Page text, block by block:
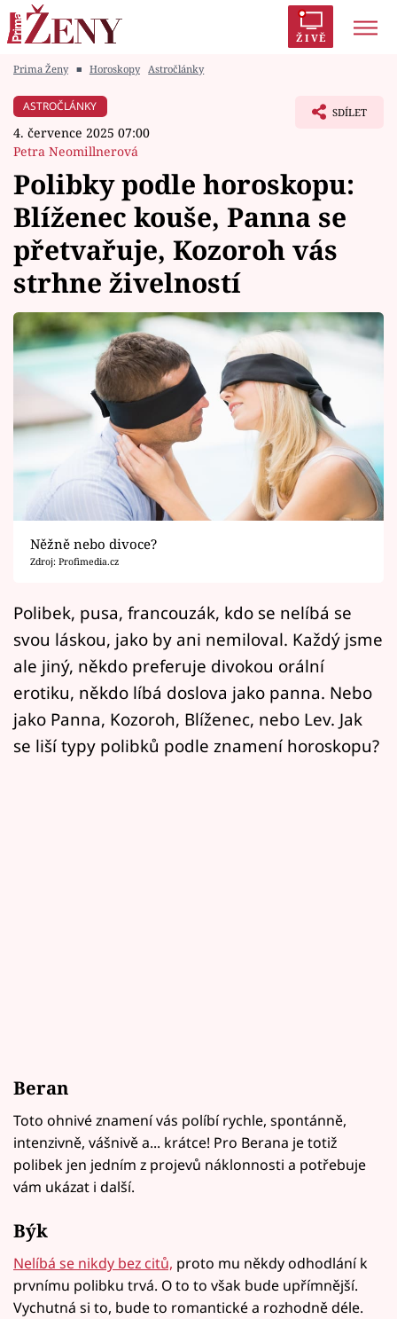
ŽIVĚ
Módní alarm
Témata
Celebrity
Vztahy
Seriály
Horoskopy
Sledujte prima+
Filmový festival Karlovy Vary
Přihlášení
Sledujte nás
Prima Ženy ■ Horoskopy Astročlánky
ASTROČLÁNKY
4. července 2025 07:00
Petra Neomillnerová
SDÍLET
Polibky podle horoskopu:
Blíženec kouše, Panna se
přetvařuje, Kozoroh vás
strhne živelností
Něžně nebo divoce?
Zdroj: Profimedia.cz
Polibek, pusa, francouzák, kdo se nelíbá se
svou láskou, jako by ani nemiloval. Každý jsme
ale jiný, někdo preferuje divokou orální
erotiku, někdo líbá doslova jako panna. Nebo
jako Panna, Kozoroh, Blíženec, nebo Lev. Jak
se liší typy polibků podle znamení horoskopu?
Beran
Toto ohnivé znamení vás políbí rychle, spontánně,
intenzivně, vášnivě a... krátce! Pro Berana je totiž
polibek jen jedním z projevů náklonnosti a potřebuje
vám ukázat i další.
Býk
Nelíbá se nikdy bez citů, proto mu někdy odhodlání k
prvnímu polibku trvá. O to to však bude upřímnější.
Vychutná si to, bude to romantické a rozhodně déle.